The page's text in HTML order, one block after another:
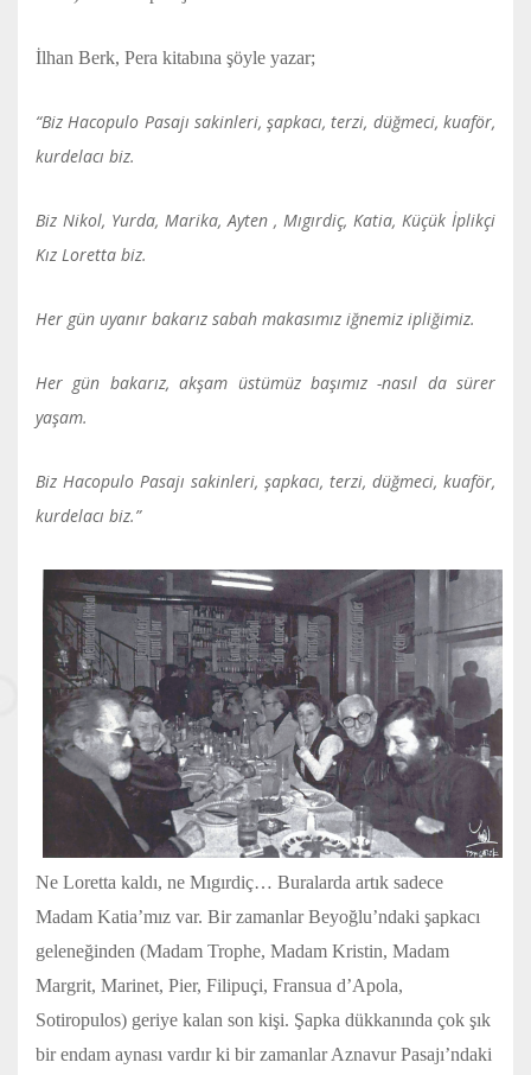
İlhan Berk, Pera kitabına şöyle yazar;
“Biz Hacopulo Pasajı sakinleri, şapkacı, terzi, düğmeci, kuaför,
kurdelacı biz.
Biz Nikol, Yurda, Marika, Ayten , Mıgırdiç, Katia, Küçük İplikçi
Kız Loretta biz.
Her gün uyanır bakarız sabah makasımız iğnemiz ipliğimiz.
Her gün bakarız, akşam üstümüz başımız -nasıl da sürer
yaşam.
Biz Hacopulo Pasajı sakinleri, şapkacı, terzi, düğmeci, kuaför,
kurdelacı biz.”
Ne Loretta kaldı, ne Mıgırdiç… Buralarda artık sadece
Madam Katia’mız var. Bir zamanlar Beyoğlu’ndaki şapkacı
geleneğinden (Madam Trophe, Madam Kristin, Madam
Margrit, Marinet, Pier, Filipuçi, Fransua d’Apola,
Sotiropulos) geriye kalan son kişi. Şapka dükkanında çok şık
bir endam aynası vardır ki bir zamanlar Aznavur Pasajı’ndaki